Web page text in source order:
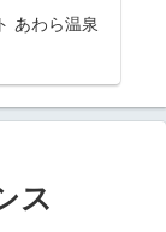
あわら温泉
ス